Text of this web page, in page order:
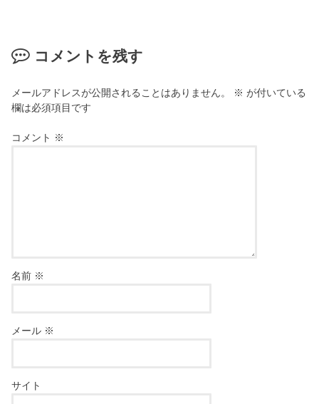
コメントを残す
メールアドレスが公開されることはありません。 ※ が付いている
欄は必須項目です
コメント ※
名前 ※
メール ※
サイト